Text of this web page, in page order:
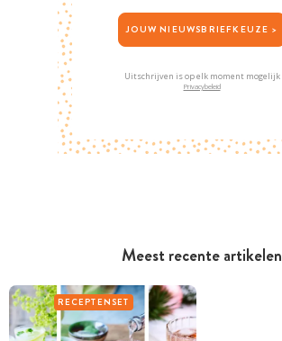
Meest recente artikelen
RECEPTENSET
JOUW NIEUWSBRIEFKEUZE >
Uitschrijven is op elk moment mogelijk
Privacybeleid